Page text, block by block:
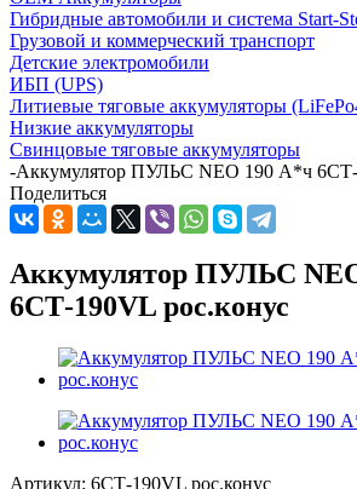
Гибридные автомобили и система Start-
Грузовой и коммерческий транспорт
Детские электромобили
ИБП (UPS)
Литиевые тяговые аккумуляторы
Низкие аккумуляторы
Свинцовые тяговые аккумуляторы
-Аккумулятор ПУЛЬС NEO 190 А*ч 6СТ-
Поделиться
Аккумулятор ПУЛЬС
6СТ-190VL рос.конус
Артикул: 6СТ-190VL рос.конус